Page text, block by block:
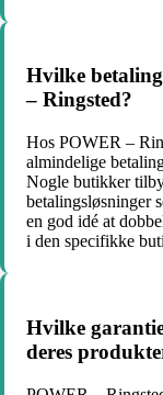
Hvilke
– Ringsted?
Hos POWER –
almindelige
Nogle butikker
betalingsløsninger
en god idé at
i den specifikke
Hvilke
deres